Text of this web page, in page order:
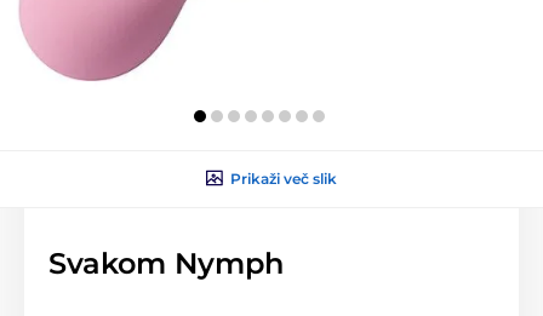
Prikaži več slik
Svakom Nymph